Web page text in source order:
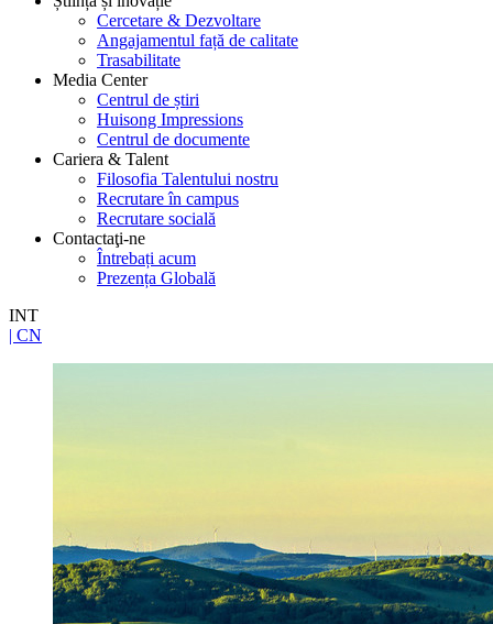
Cercetare & Dezvoltare
Angajamentul față de calitate
Trasabilitate
Media Center
Centrul de știri
Huisong Impressions
Centrul de documente
Cariera & Talent
Filosofia Talentului nostru
Recrutare în campus
Recrutare socială
Contactaţi-ne
Întrebați acum
Prezența Globală
INT
| CN